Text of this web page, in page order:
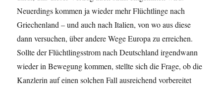
Neuerdings kommen ja wieder mehr Flüchtlinge nach
Griechenland – und auch nach Italien, von wo aus diese
dann versuchen, über andere Wege Europa zu erreichen.
Sollte der Flüchtlingsstrom nach Deutschland irgendwann
wieder in Bewegung kommen, stellte sich die Frage, ob die
Kanzlerin auf einen solchen Fall ausreichend vorbereitet